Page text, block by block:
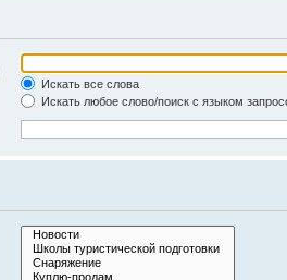
Искать все слова
Искать любое слово/поиск с языком